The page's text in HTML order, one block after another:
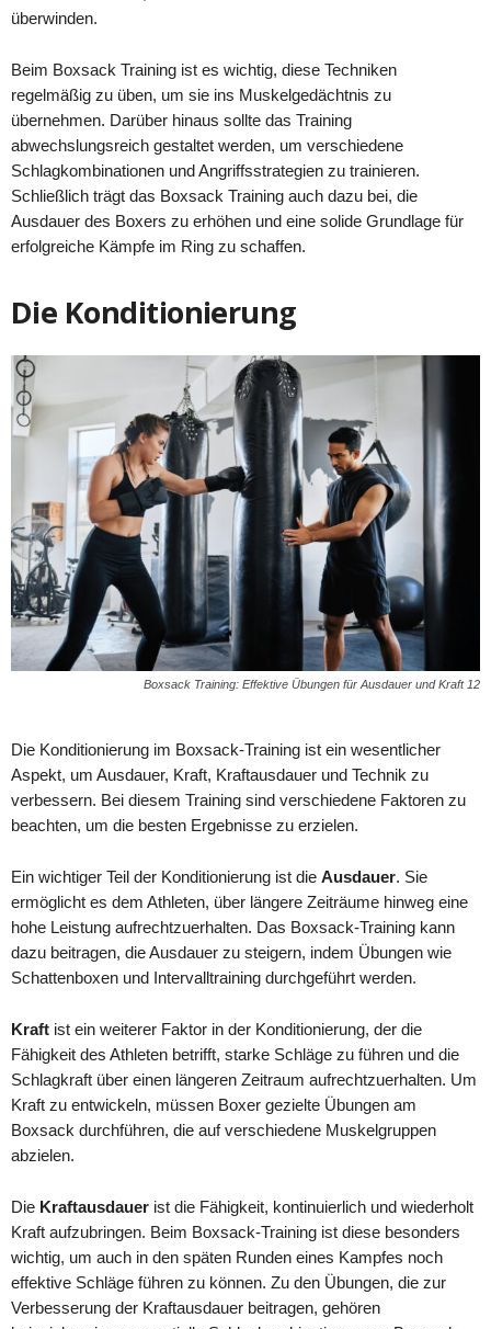
überwinden.
Beim Boxsack Training ist es wichtig, diese Techniken
regelmäßig zu üben, um sie ins Muskelgedächtnis zu
übernehmen. Darüber hinaus sollte das Training
abwechslungsreich gestaltet werden, um verschiedene
Schlagkombinationen und Angriffsstrategien zu trainieren.
Schließlich trägt das Boxsack Training auch dazu bei, die
Ausdauer des Boxers zu erhöhen und eine solide Grundlage für
erfolgreiche Kämpfe im Ring zu schaffen.
Die Konditionierung
Boxsack Training: Effektive Übungen für Ausdauer und Kraft 12
Die Konditionierung im Boxsack-Training ist ein wesentlicher
Aspekt, um Ausdauer, Kraft, Kraftausdauer und Technik zu
verbessern. Bei diesem Training sind verschiedene Faktoren zu
beachten, um die besten Ergebnisse zu erzielen.
Ein wichtiger Teil der Konditionierung ist die Ausdauer. Sie
ermöglicht es dem Athleten, über längere Zeiträume hinweg eine
hohe Leistung aufrechtzuerhalten. Das Boxsack-Training kann
dazu beitragen, die Ausdauer zu steigern, indem Übungen wie
Schattenboxen und Intervalltraining durchgeführt werden.
Kraft ist ein weiterer Faktor in der Konditionierung, der die
Fähigkeit des Athleten betrifft, starke Schläge zu führen und die
Schlagkraft über einen längeren Zeitraum aufrechtzuerhalten. Um
Kraft zu entwickeln, müssen Boxer gezielte Übungen am
Boxsack durchführen, die auf verschiedene Muskelgruppen
abzielen.
Die Kraftausdauer ist die Fähigkeit, kontinuierlich und wiederholt
Kraft aufzubringen. Beim Boxsack-Training ist diese besonders
wichtig, um auch in den späten Runden eines Kampfes noch
effektive Schläge führen zu können. Zu den Übungen, die zur
Verbesserung der Kraftausdauer beitragen, gehören